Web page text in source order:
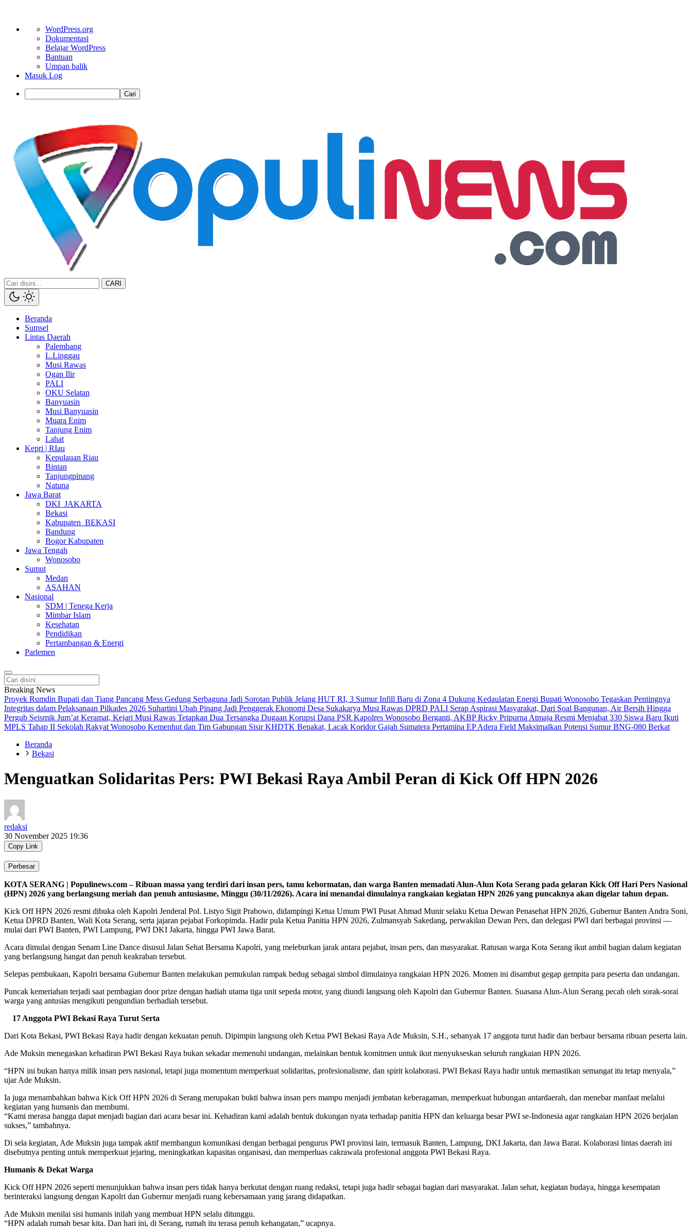
Tentang
WordPress
WordPress.org
Dokumentasi
Belajar WordPress
Bantuan
Umpan balik
Masuk Log
Cari
CARI
Beranda
Sumsel
Lintas Daerah
Palembang
L.Linggau
Musi Rawas
Ogan Ilir
PALI
OKU Selatan
Banyuasin
Musi Banyuasin
Muara Enim
Tanjung Enim
Lahat
Kepri | RIau
Kepulauan Riau
Bintan
Tanjungpinang
Natuna
Jawa Barat
DKI_JAKARTA
Bekasi
Kabupaten_BEKASI
Bandung
Bogor Kabupaten
Jawa Tengah
Wonosobo
Sumut
Medan
ASAHAN
Nasional
SDM | Tenega Kerja
Mimbar Islam
Kesehatan
Pendidikan
Pertambangan & Energi
Parlemen
Breaking News
Proyek Rumdin Bupati dan Tiang Pancang Mess Gedung Serbaguna Jadi Sorotan Publik Jelang HUT RI, 3 Sumur Infill Baru di Zona 4 Dukung Kedaulatan Energi Bupati Wonosobo Tegaskan Pentingnya
Integritas dalam Pelaksanaan Pilkades 2026 Suhartini Ubah Pinang Jadi Penggerak Ekonomi Desa Sukakarya Musi Rawas DPRD PALI Serap Aspirasi Masyarakat, Dari Soal Bangunan, Air Bersih Hingga
Pergub Seismik Jum’at Keramat, Kejari Musi Rawas Tetapkan Dua Tersangka Dugaan Korupsi Dana PSR Kapolres Wonosobo Berganti, AKBP Ricky Pripurna Atmaja Resmi Menjabat 330 Siswa Baru Ikuti
MPLS Tahap II Sekolah Rakyat Wonosobo Kemenhut dan Tim Gabungan Sisir KHDTK Benakat, Lacak Koridor Gajah Sumatera Pertamina EP Adera Field Maksimalkan Potensi Sumur BNG-080 Berkat
Beranda
Bekasi
Menguatkan Solidaritas Pers: PWI Bekasi Raya Ambil Peran di Kick Off HPN 2026
redaksi
30 November 2025 19:36
Copy Link
Perbesar
KOTA SERANG | Populinews.com – Ribuan massa yang terdiri dari insan pers, tamu kehormatan, dan warga Banten memadati Alun-Alun Kota Serang pada gelaran Kick Off Hari Pers Nasional
(HPN) 2026 yang berlangsung meriah dan penuh antusiasme, Minggu (30/11/2026). Acara ini menandai dimulainya rangkaian kegiatan HPN 2026 yang puncaknya akan digelar tahun depan.
Kick Off HPN 2026 resmi dibuka oleh Kapolri Jenderal Pol. Listyo Sigit Prabowo, didampingi Ketua Umum PWI Pusat Ahmad Munir selaku Ketua Dewan Penasehat HPN 2026, Gubernur Banten Andra Soni,
Ketua DPRD Banten, Wali Kota Serang, serta jajaran pejabat Forkopimda. Hadir pula Ketua Panitia HPN 2026, Zulmansyah Sakedang, perwakilan Dewan Pers, dan delegasi PWI dari berbagai provinsi —
mulai dari PWI Banten, PWI Lampung, PWI DKI Jakarta, hingga PWI Jawa Barat.
Acara dimulai dengan Senam Line Dance disusul Jalan Sehat Bersama Kapolri, yang meleburkan jarak antara pejabat, insan pers, dan masyarakat. Ratusan warga Kota Serang ikut ambil bagian dalam kegiatan
yang berlangsung hangat dan penuh keakraban tersebut.
Selepas pembukaan, Kapolri bersama Gubernur Banten melakukan pemukulan rampak bedug sebagai simbol dimulainya rangkaian HPN 2026. Momen ini disambut gegap gempita para peserta dan undangan.
Puncak kemeriahan terjadi saat pembagian door prize dengan hadiah utama tiga unit sepeda motor, yang diundi langsung oleh Kapolri dan Gubernur Banten. Suasana Alun-Alun Serang pecah oleh sorak-sorai
warga yang antusias mengikuti pengundian berhadiah tersebut.
17 Anggota PWI Bekasi Raya Turut Serta
Dari Kota Bekasi, PWI Bekasi Raya hadir dengan kekuatan penuh. Dipimpin langsung oleh Ketua PWI Bekasi Raya Ade Muksin, S.H., sebanyak 17 anggota turut hadir dan berbaur bersama ribuan peserta lain.
Ade Muksin menegaskan kehadiran PWI Bekasi Raya bukan sekadar memenuhi undangan, melainkan bentuk komitmen untuk ikut menyukseskan seluruh rangkaian HPN 2026.
“HPN ini bukan hanya milik insan pers nasional, tetapi juga momentum memperkuat solidaritas, profesionalisme, dan spirit kolaborasi. PWI Bekasi Raya hadir untuk memastikan semangat itu tetap menyala,”
ujar Ade Muksin.
Ia juga menambahkan bahwa Kick Off HPN 2026 di Serang merupakan bukti bahwa insan pers mampu menjadi jembatan keberagaman, memperkuat hubungan antardaerah, dan menebar manfaat melalui
kegiatan yang humanis dan membumi.
“Kami merasa bangga dapat menjadi bagian dari acara besar ini. Kehadiran kami adalah bentuk dukungan nyata terhadap panitia HPN dan keluarga besar PWI se-Indonesia agar rangkaian HPN 2026 berjalan
sukses,” tambahnya.
Di sela kegiatan, Ade Muksin juga tampak aktif membangun komunikasi dengan berbagai pengurus PWI provinsi lain, termasuk Banten, Lampung, DKI Jakarta, dan Jawa Barat. Kolaborasi lintas daerah ini
disebutnya penting untuk memperkuat jejaring, meningkatkan kapasitas organisasi, dan memperluas cakrawala profesional anggota PWI Bekasi Raya.
Humanis & Dekat Warga
Kick Off HPN 2026 seperti menunjukkan bahwa insan pers tidak hanya berkutat dengan ruang redaksi, tetapi juga hadir sebagai bagian dari masyarakat. Jalan sehat, kegiatan budaya, hingga kesempatan
berinteraksi langsung dengan Kapolri dan Gubernur menjadi ruang kebersamaan yang jarang didapatkan.
Ade Muksin menilai sisi humanis inilah yang membuat HPN selalu ditunggu.
“HPN adalah rumah besar kita. Dan hari ini, di Serang, rumah itu terasa penuh kehangatan,” ucapnya.